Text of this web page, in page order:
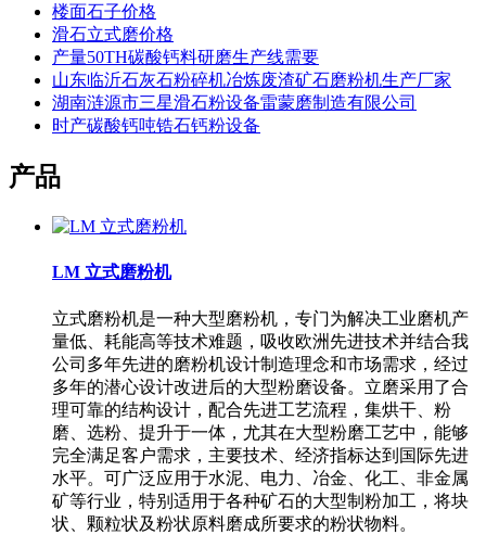
楼面石子价格
滑石立式磨价格
产量50TH碳酸钙料研磨生产线需要
山东临沂石灰石粉碎机冶炼废渣矿石磨粉机生产厂家
湖南涟源市三星滑石粉设备雷蒙磨制造有限公司
时产碳酸钙吨锆石钙粉设备
产品
LM 立式磨粉机
立式磨粉机是一种大型磨粉机，专门为解决工业磨机产
量低、耗能高等技术难题，吸收欧洲先进技术并结合我
公司多年先进的磨粉机设计制造理念和市场需求，经过
多年的潜心设计改进后的大型粉磨设备。立磨采用了合
理可靠的结构设计，配合先进工艺流程，集烘干、粉
磨、选粉、提升于一体，尤其在大型粉磨工艺中，能够
完全满足客户需求，主要技术、经济指标达到国际先进
水平。可广泛应用于水泥、电力、冶金、化工、非金属
矿等行业，特别适用于各种矿石的大型制粉加工，将块
状、颗粒状及粉状原料磨成所要求的粉状物料。